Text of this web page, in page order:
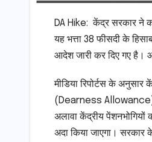
DA Hike: केंद्र सरकार ने
यह भत्ता 38 फीसदी के
आदेश जारी कर दिए गए है।
मीडिया रिपोर्टस के
(Dearness Allowance)
अलावा केंद्रीय पेंशनभोगियों
अदा किया जाएगा।